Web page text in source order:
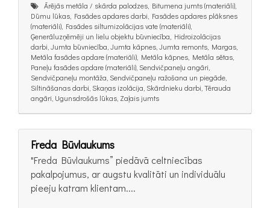
Ārējās metāla / skārda palodzes, Bitumena jumts (materiāli),
Dūmu lūkas, Fasādes apdares darbi, Fasādes apdares plāksnes
(materiāli), Fasādes siltumizolācijas vate (materiāli),
Ģenerāluzņēmēji un lielu objektu būvniecība, Hidroizolācijas
darbi, Jumta būvniecība, Jumta kāpnes, Jumta remonts, Margas,
Metāla fasādes apdare (materiāli), Metāla kāpnes, Metāla sētas,
Paneļu fasādes apdare (materiāli), Sendvičpaneļu angāri,
Sendvičpaneļu montāža, Sendvičpaneļu ražošana un piegāde,
Siltināšanas darbi, Skaņas izolācija, Skārdnieku darbi, Tērauda
angāri, Ugunsdrošās lūkas, Zaļais jumts
Freda Būvlaukums
"Freda Būvlaukums” piedāvā celtniecības
pakalpojumus, ar augstu kvalitāti un individuālu
pieeju katram klientam....